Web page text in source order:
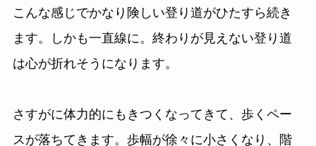
こんな感じでかなり険しい登り道がひたすら続き
ます。しかも一直線に。終わりが見えない登り道
は心が折れそうになります。
さすがに体力的にもきつくなってきて、歩くペー
スが落ちてきます。歩幅が徐々に小さくなり、階